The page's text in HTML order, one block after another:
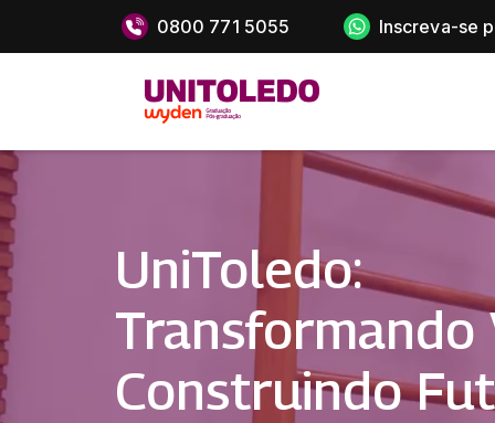
0800 771 5055 Inscreva-se
UniToledo:
Transformando
Construindo